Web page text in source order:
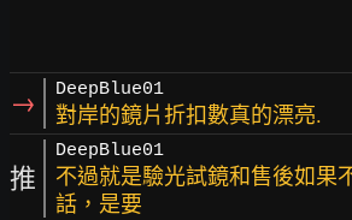
→ DeepBlue01
對岸的鏡片折扣數真的漂亮.
推
DeepBlue01
不過就是驗光試鏡和售後如果
話，是要